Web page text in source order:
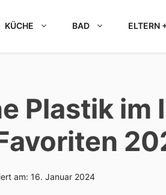
KÜCHE BAD ELTERN
Plastik im
am: 16. Januar 2024